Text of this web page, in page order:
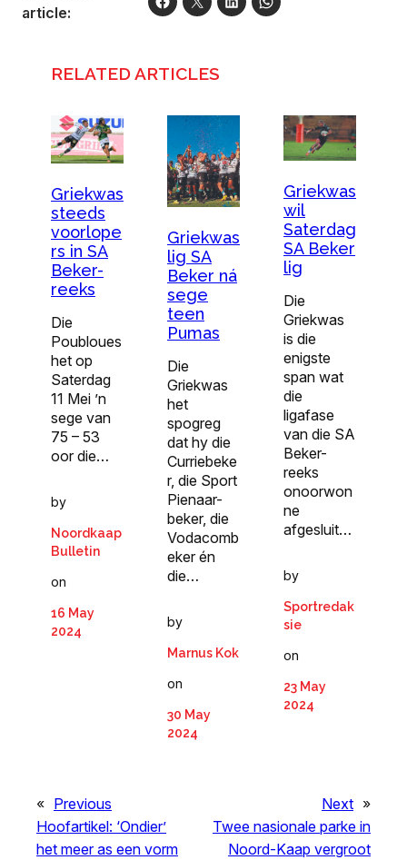
article:
RELATED ARTICLES
Griekwas
steeds
voorlope
rs in SA
Beker-
reeks
Die
Poubloues
het op
Saterdag
11 Mei ’n
sege van
75 – 53
oor die…
by
Noordkaap
Bulletin
on
16 May
2024
Griekwas
lig SA
Beker ná
sege
teen
Pumas
Die
Griekwas
het
spogreg
dat hy die
Curriebeke
r, die Sport
Pienaar-
beker, die
Vodacomb
eker én
die…
by
Marnus Kok
on
30 May
2024
Griekwas
wil
Saterdag
SA Beker
lig
Die
Griekwas
is die
enigste
span wat
die
ligafase
van die SA
Beker-
reeks
onoorwon
ne
afgesluit…
by
Sportredak
sie
on
23 May
2024
« Previous
Hoofartikel: ‘Ondier’
het meer as een vorm
Next »
Twee nasionale parke in
Noord-Kaap vergroot